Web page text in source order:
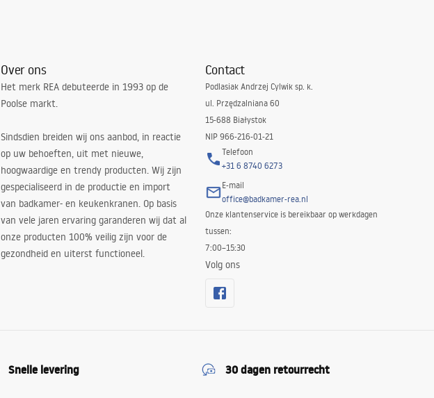
Over ons
Het merk REA debuteerde in 1993 op de
Poolse markt.
Sindsdien breiden wij ons aanbod, in reactie
op uw behoeften, uit met nieuwe,
hoogwaardige en trendy producten. Wij zijn
gespecialiseerd in de productie en import
van badkamer- en keukenkranen. Op basis
van vele jaren ervaring garanderen wij dat al
onze producten 100% veilig zijn voor de
gezondheid en uiterst functioneel.
Contact
Podlasiak Andrzej Cylwik sp. k.
ul. Przędzalniana 60
15-688 Białystok
NIP 966-216-01-21
Telefoon
+31 6 8740 6273
E-mail
office@badkamer-rea.nl
Onze klantenservice is bereikbaar op werkdagen
tussen:
7:00–15:30
Volg ons
Snelle levering 30 dagen retourrecht